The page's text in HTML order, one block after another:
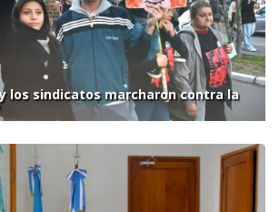
y los sindicatos marcharon contra la